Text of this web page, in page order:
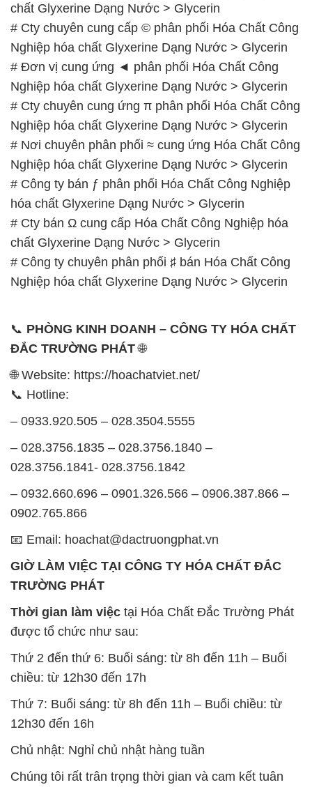
chất Glyxerine Dạng Nước > Glycerin
# Cty chuyên cung cấp © phân phối Hóa Chất Công
Nghiệp hóa chất Glyxerine Dạng Nước > Glycerin
# Đơn vị cung ứng ◄ phân phối Hóa Chất Công
Nghiệp hóa chất Glyxerine Dạng Nước > Glycerin
# Cty chuyên cung ứng π phân phối Hóa Chất Công
Nghiệp hóa chất Glyxerine Dạng Nước > Glycerin
# Nơi chuyên phân phối ≈ cung ứng Hóa Chất Công
Nghiệp hóa chất Glyxerine Dạng Nước > Glycerin
# Công ty bán ƒ phân phối Hóa Chất Công Nghiệp
hóa chất Glyxerine Dạng Nước > Glycerin
# Cty bán Ω cung cấp Hóa Chất Công Nghiệp hóa
chất Glyxerine Dạng Nước > Glycerin
# Công ty chuyên phân phối ♯ bán Hóa Chất Công
Nghiệp hóa chất Glyxerine Dạng Nước > Glycerin
📞 PHÒNG KINH DOANH – CÔNG TY HÓA CHẤT
ĐẮC TRƯỜNG PHÁT🌐
🌐 Website: https://hoachatviet.net/
📞 Hotline:
– 0933.920.505 – 028.3504.5555
– 028.3756.1835 – 028.3756.1840 –
028.3756.1841- 028.3756.1842
– 0932.660.696 – 0901.326.566 – 0906.387.866 –
0902.765.866
📧 Email: hoachat@dactruongphat.vn
GIỜ LÀM VIỆC TẠI CÔNG TY HÓA CHẤT ĐẮC
TRƯỜNG PHÁT
Thời gian làm việc tại Hóa Chất Đắc Trường Phát
được tổ chức như sau:
Thứ 2 đến thứ 6: Buổi sáng: từ 8h đến 11h – Buổi
chiều: từ 12h30 đến 17h
Thứ 7: Buổi sáng: từ 8h đến 11h – Buổi chiều: từ
12h30 đến 16h
Chủ nhật: Nghỉ chủ nhật hàng tuần
Chúng tôi rất trân trọng thời gian và cam kết tuân